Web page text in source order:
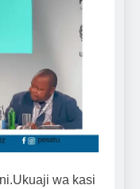
wa kasi